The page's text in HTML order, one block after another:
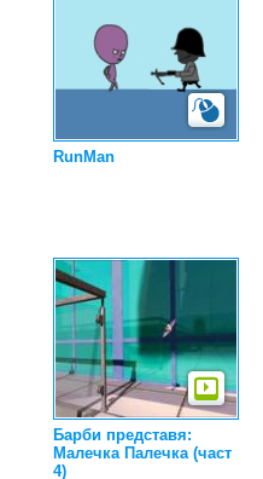
RunMan
Барби представя:
Малечка Палечка (част
4)